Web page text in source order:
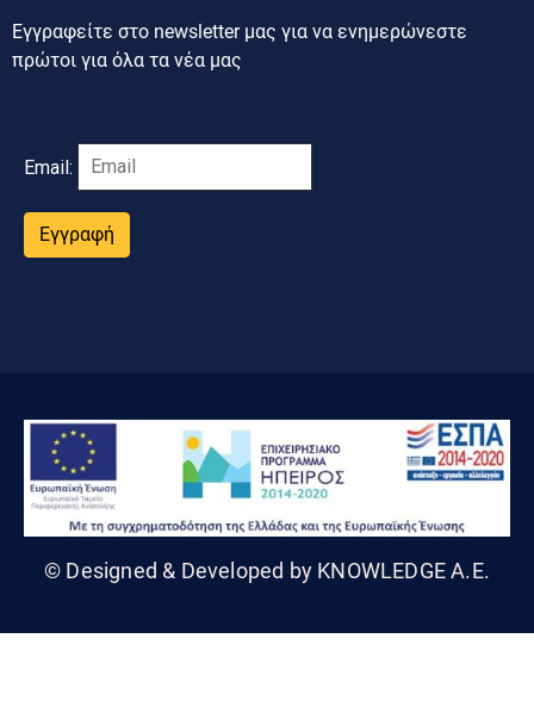
Εγγραφείτε στο newsletter μας για να ενημερώνεστε
πρώτοι για όλα τα νέα μας
Email:
Εγγραφή
© Designed & Developed by KNOWLEDGE A.E.